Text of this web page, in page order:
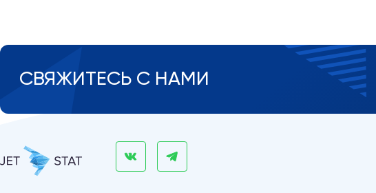
СВЯЖИТЕСЬ С НАМИ